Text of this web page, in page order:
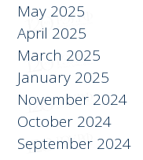
April 2025
March 2025
January 2025
November 2024
October 2024
September 2024
August 2024